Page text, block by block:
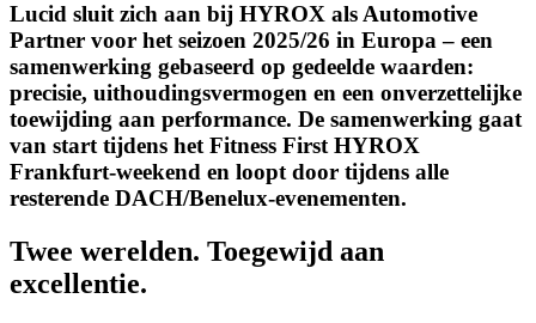
Lucid sluit zich aan bij HYROX als Automotive
Partner voor het seizoen 2025/26 in Europa – een
samenwerking gebaseerd op gedeelde waarden:
precisie, uithoudingsvermogen en een onverzettelijke
toewijding aan performance. De samenwerking gaat
van start tijdens het Fitness First HYROX
Frankfurt-weekend en loopt door tijdens alle
resterende DACH/Benelux-evenementen.
Twee werelden. Toegewijd aan
excellentie.